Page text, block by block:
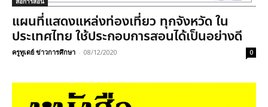
แผนที่แสดงแหล่งท่องเที่ยว ทุกจังหวัด ใน
ประเทศไทย ใช้ประกอบการสอนได้เป็นอย่างดี
ครูทูเดย์ ข่าวการศึกษา - 08/12/2020 0